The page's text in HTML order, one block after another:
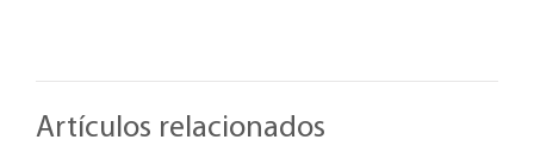
Artículos relacionados